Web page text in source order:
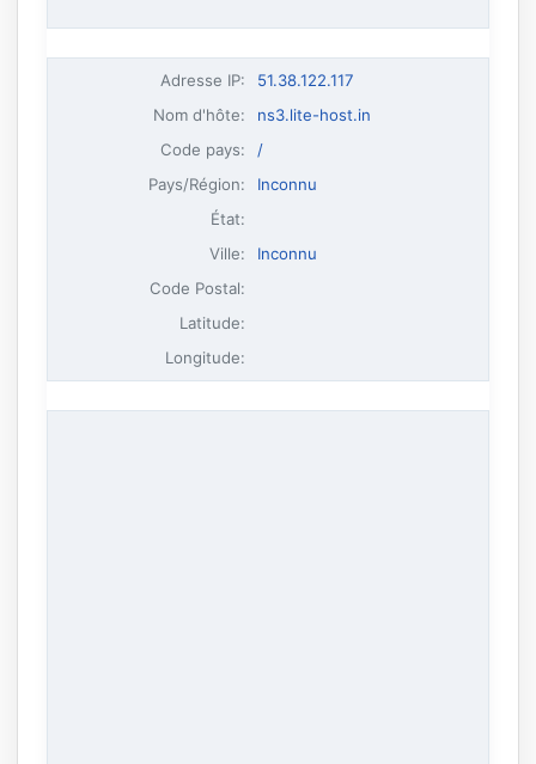
Adresse IP:
51.38.122.117
Nom d'hôte:
ns3.lite-host.in
Code pays:
/
Pays/Région:
Inconnu
État:
Ville:
Inconnu
Code Postal:
Latitude:
Longitude: